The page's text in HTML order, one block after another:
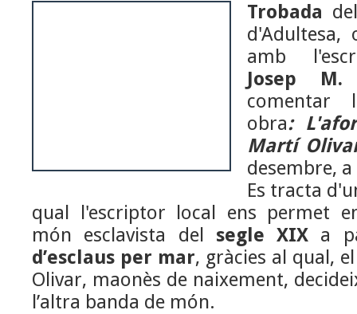
Trobada
amb
Josep M.
comentar
obra:
Martí
desembre,
Es tracta
qual l'escriptor local ens permet
món esclavista del
segle XIX a
d’esclaus per mar, gràcies al qual,
Olivar, maonès de naixement,
l’altra banda de món.